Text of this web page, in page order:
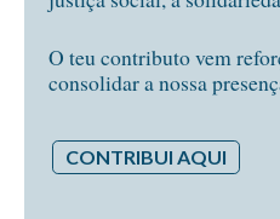
O teu contributo vem
consolidar a nossa
CONTRIBUI AQUI